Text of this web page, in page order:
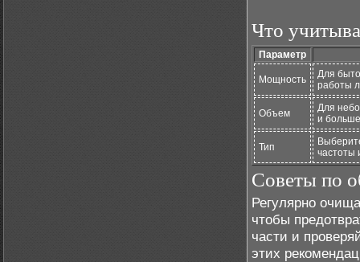
Что
Параметр
Мощность
Для
работы
Объем
Для
и
Тип
частоты
Советы по
Регулярно
чтобы
части и
этих